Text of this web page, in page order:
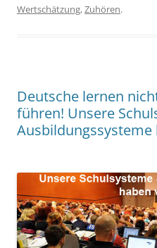
Wertschätzung,Zuhören.
Deutsche lernen
führen! Unsere
Ausbildungssysteme